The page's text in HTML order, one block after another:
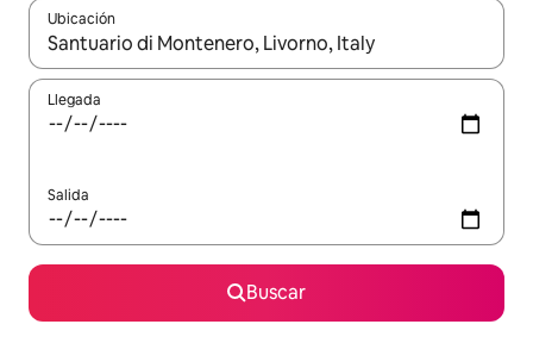
Ubicación
Cuando los resultados estén disponibles, navega con las
Llegada
Salida
Buscar